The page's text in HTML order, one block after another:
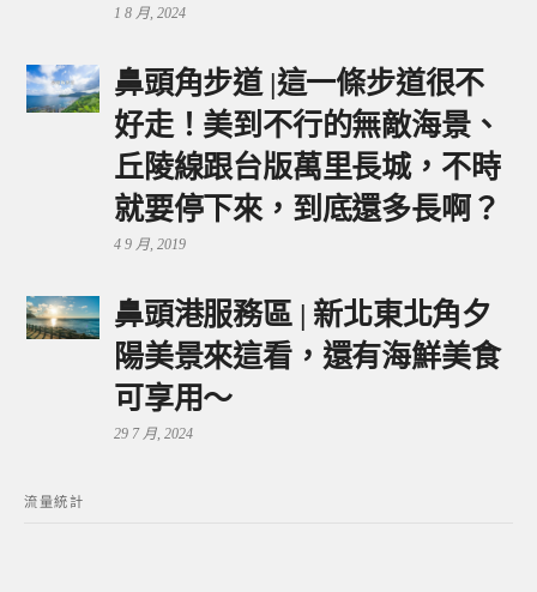
1 8 月, 2024
鼻頭角步道 |這一條步道很不
好走！美到不行的無敵海景、
丘陵線跟台版萬里長城，不時
就要停下來，到底還多長啊？
4 9 月, 2019
鼻頭港服務區 | 新北東北角夕
陽美景來這看，還有海鮮美食
可享用～
29 7 月, 2024
流量統計